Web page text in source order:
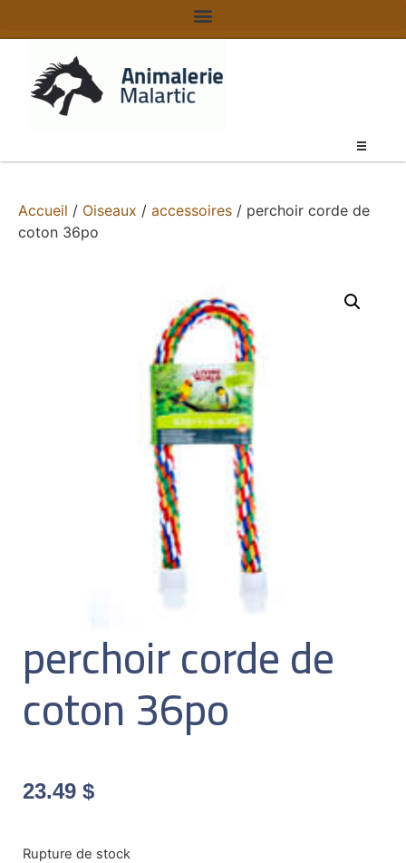
Accueil / Oiseaux / accessoires / perchoir corde de
coton 36po
perchoir corde de
coton 36po
23.49 $
Rupture de stock